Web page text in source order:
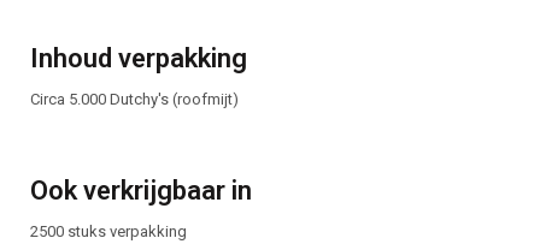
Inhoud verpakking
Circa 5.000 Dutchy's (roofmijt)
Ook verkrijgbaar in
2500 stuks verpakking